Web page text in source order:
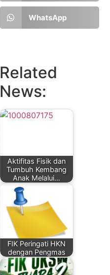
WhatsApp
Related
News:
Aktifitas Fisik dan
Tumbuh Kembang
Anak Melalui…
FIK Peringati HKN
dengan Pengmas